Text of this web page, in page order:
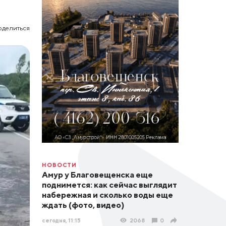
НОВОСТИ
Амур у Благовещенска еще
поднимется: как сейчас выглядит
набережная и сколько воды еще
ждать (фото, видео)
сегодня, 11:15 2068 0